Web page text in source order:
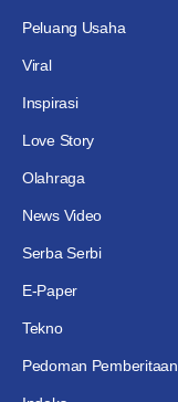
Peluang Usaha
Viral
Inspirasi
Love Story
Olahraga
News Video
Serba Serbi
E-Paper
Tekno
Pedoman Pemberitaan